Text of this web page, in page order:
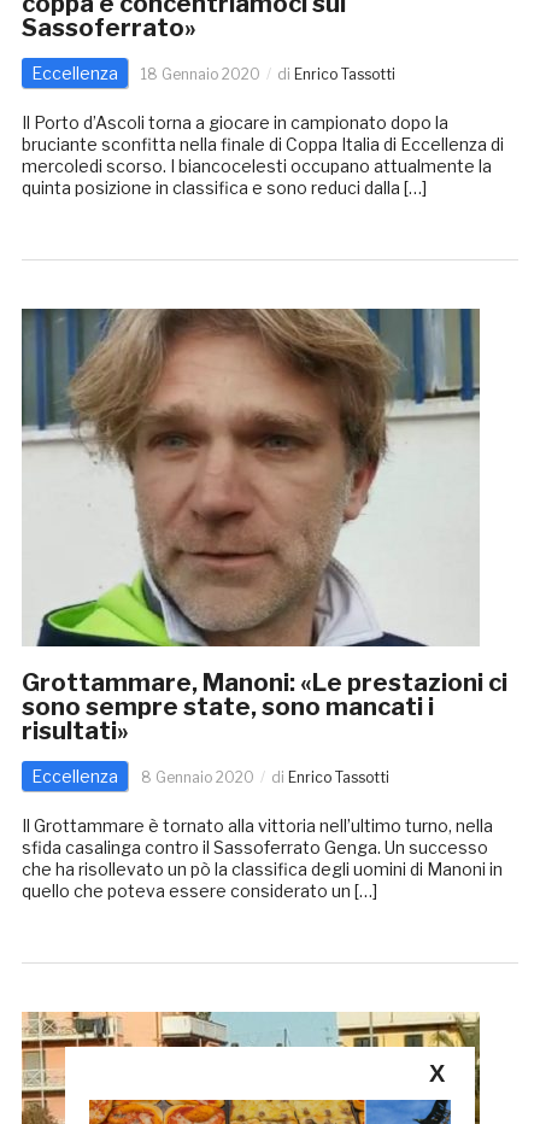
Sassoferrato»
Eccellenza 18 Gennaio 2020 di Enrico Tassotti
Il Porto d’Ascoli torna a giocare in campionato dopo la
bruciante sconfitta nella finale di Coppa Italia di Eccellenza di
mercoledi scorso. I biancocelesti occupano attualmente la
quinta posizione in classifica e sono reduci dalla […]
Grottammare, Manoni: «Le prestazioni ci
sono sempre state, sono mancati i
risultati»
Eccellenza 8 Gennaio 2020 di Enrico Tassotti
Il Grottammare è tornato alla vittoria nell’ultimo turno, nella
sfida casalinga contro il Sassoferrato Genga. Un successo
che ha risollevato un pò la classifica degli uomini di Manoni in
quello che poteva essere considerato un […]
X